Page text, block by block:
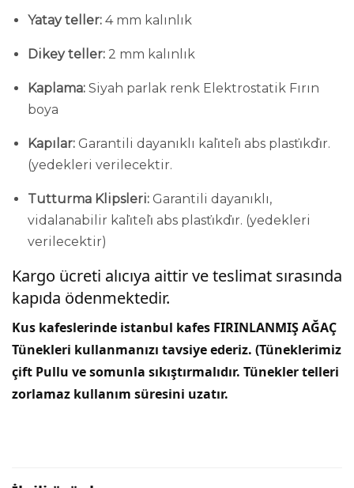
Yatay teller: 4 mm kalınlık
Dikey teller: 2 mm kalınlık
Kaplama: Siyah parlak renk Elektrostatik Fırın
boya
Kapılar: Garantili dayanıklı kali̇teli̇ abs plasti̇kdi̇r.
(yedekleri verilecektir.
Tutturma Klipsleri: Garantili dayanıklı,
vidalanabilir kali̇teli̇ abs plasti̇kdi̇r. (yedekleri
verilecektir)
Kargo ücreti alıcıya aittir ve teslimat sırasında
kapıda ödenmektedir.
Kus kafeslerinde istanbul kafes FIRINLANMIŞ AĞAÇ
Tünekleri kullanmanızı tavsiye ederiz. (Tüneklerimiz
çift Pullu ve somunla sıkıştırmalıdır. Tünekler telleri
zorlamaz kullanım süresini uzatır.